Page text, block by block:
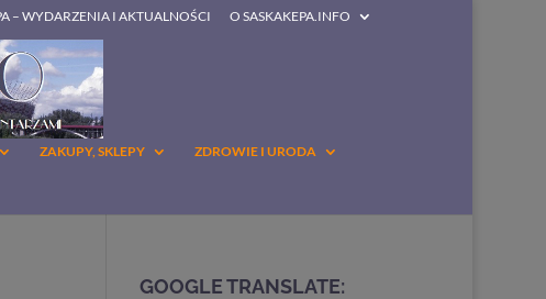
– WYDARZENIA I AKTUALNOŚCI O SASKAKEPA.INFO
ZAKUPY, SKLEPY ZDROWIE I URODA
GOOGLE TRANSLATE: